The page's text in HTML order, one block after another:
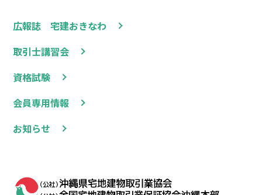
広報誌 宅建おきなわ
取引士講習会
資格試験
会員専用情報
お知らせ